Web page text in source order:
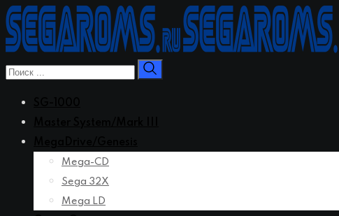
Перейти
к
контенту
Mega-CD
Sega 32X
Mega LD